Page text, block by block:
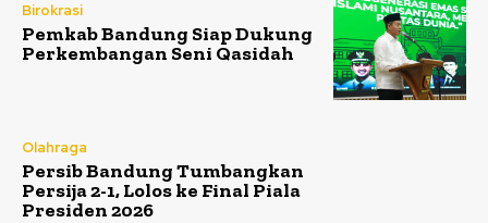
Birokrasi
Pemkab Bandung Siap Dukung
Perkembangan Seni Qasidah
Olahraga
Persib Bandung Tumbangkan
Persija 2-1, Lolos ke Final Piala
Presiden 2026